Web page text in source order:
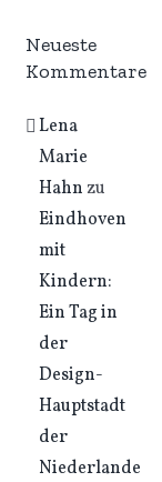
Neueste
Kommentare
Lena
Marie
Hahnzu
Eindhoven
mit
Kindern:
Ein Tag in
der
Design-
Hauptstadt
der
Niederlande